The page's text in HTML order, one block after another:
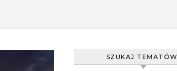
SZUKAJ TEMATÓW